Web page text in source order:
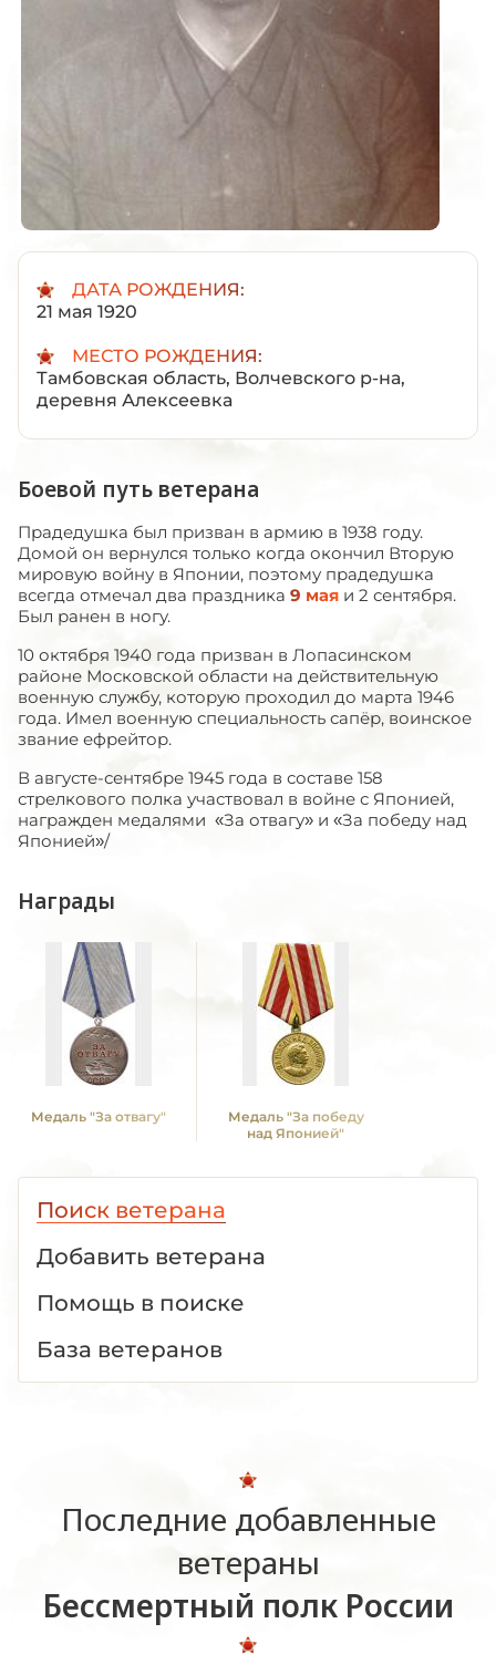
ДАТА РОЖДЕНИЯ:
21 мая 1920
МЕСТО РОЖДЕНИЯ:
Тамбовская область, Волчевского р-на,
деревня Алексеевка
Боевой путь ветерана
Прадедушка был призван в армию в 1938 году.
Домой он вернулся только когда окончил Вторую
мировую войну в Японии, поэтому прадедушка
всегда отмечал два праздника 9 мая и 2 сентября.
Был ранен в ногу.
10 октября 1940 года призван в Лопасинском
районе Московской области на действительную
военную службу, которую проходил до марта 1946
года. Имел военную специальность сапёр, воинское
звание ефрейтор.
В августе-сентябре 1945 года в составе 158
стрелкового полка участвовал в войне с Японией,
награжден медалями «За отвагу» и «За победу над
Японией»/
Награды
Медаль "За отвагу"
Медаль "За победу
над Японией"
Поиск ветерана
Добавить ветерана
Помощь в поиске
База ветеранов
Последние добавленные
ветераны
Бессмертный полк России